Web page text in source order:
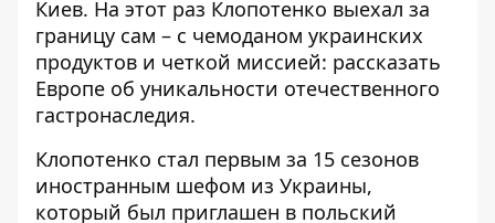
Киев. На этот раз Клопотенко выехал за
границу сам – с чемоданом украинских
продуктов и четкой миссией: рассказать
Европе об уникальности отечественного
гастронаследия.
Клопотенко стал первым за 15 сезонов
иностранным шефом из Украины,
который был приглашен в польский